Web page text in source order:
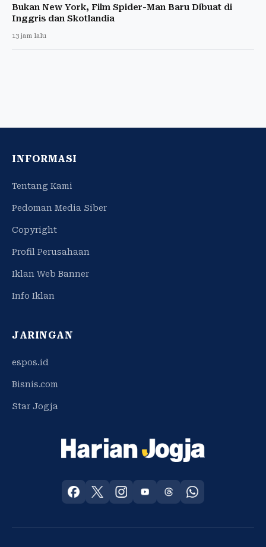
Bukan New York, Film Spider-Man Baru Dibuat di
Inggris dan Skotlandia
13 jam lalu
INFORMASI
Tentang Kami
Pedoman Media Siber
Copyright
Profil Perusahaan
Iklan Web Banner
Info Iklan
JARINGAN
espos.id
Bisnis.com
Star Jogja